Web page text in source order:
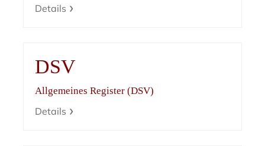
Details
DSV
Allgemeines Register (DSV)
Details